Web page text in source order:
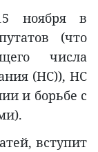
ноября в
(что
числа
(НС)), НС
и борьбе с
вступит